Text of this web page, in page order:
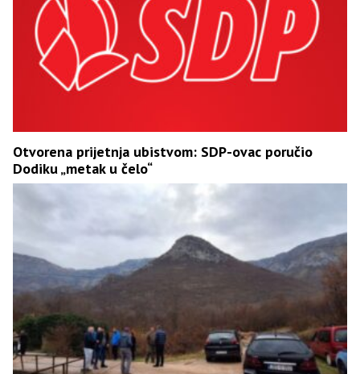
Otvorena prijetnja ubistvom: SDP-ovac poručio
Dodiku „metak u čelo“